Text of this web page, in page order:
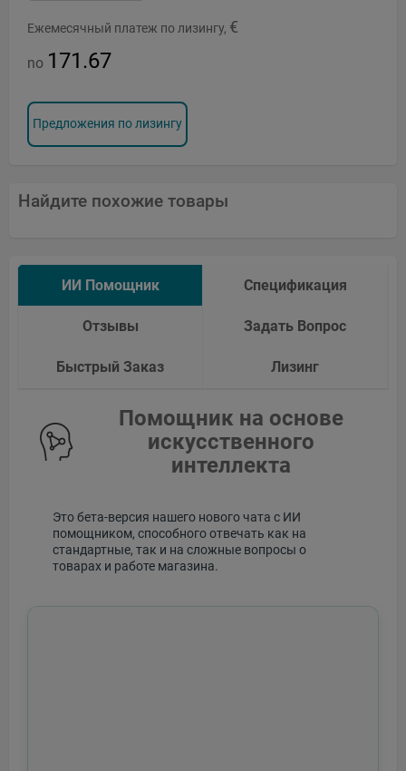
Ежемесячный платеж по лизингу, €
no 171.67
Предложения по лизингу
Найдите похожие товары
ИИ Помощник Спецификация
Отзывы Задать Вопрос
Быстрый Заказ Лизинг
Помощник на основе
искусственного
интеллекта
Это бета-версия нашего нового чата с ИИ
помощником, способного отвечать как на
стандартные, так и на сложные вопросы о
товарах и работе магазина.